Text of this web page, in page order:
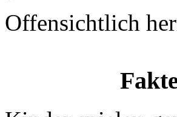
Offensichtlich